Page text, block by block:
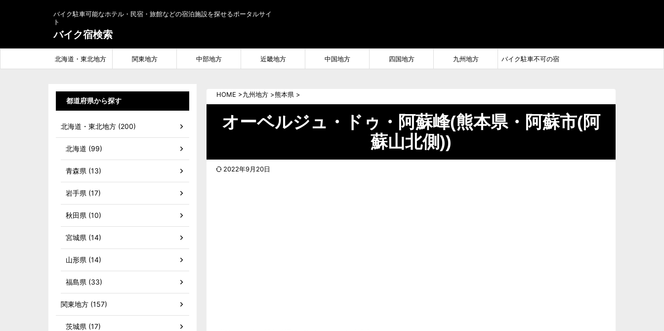
バイク駐車可能なホテル・民宿・旅館などの宿泊施設を探せるポータルサイ
ト
バイク宿検索
北海道・東北地方 関東地方 中部地方 近畿地方 中国地方 四国地方 九州地方 バイク駐車不可の宿
HOME >九州地方 >熊本県 >
オーベルジュ・ドゥ・阿蘇峰(熊本県・阿蘇市(阿
蘇山北側))
2022年9月20日
都道府県から探す
北海道・東北地方 (200)
北海道 (99)
青森県 (13)
岩手県 (17)
秋田県 (10)
宮城県 (14)
山形県 (14)
福島県 (33)
関東地方 (157)
茨城県 (17)